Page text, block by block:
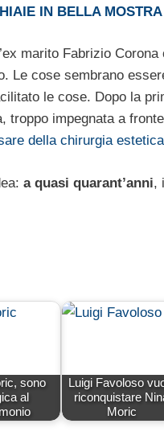
IN BELLA MOSTRA
marito Fabrizio
Le cose sembrano
le cose. Dopo la
troppo impegnata a
della chirurgia estetica
a quasi quarant’anni,
sono
al
Luigi Favoloso
riconquistare
Moric